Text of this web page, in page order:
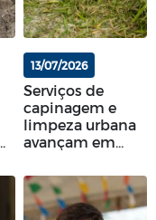
13/07/2026
Serviços de
capinagem e
limpeza urbana
avançam em
foco na
segurança e
organização